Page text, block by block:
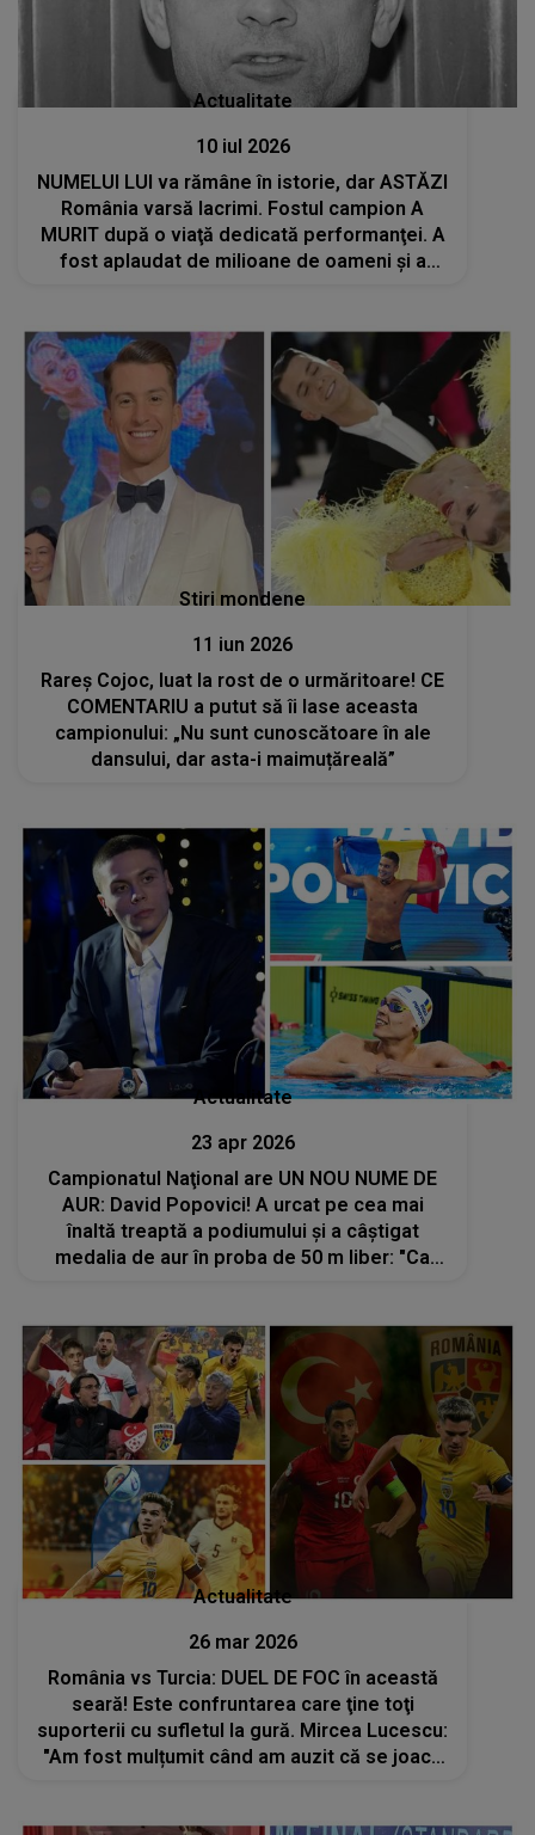
Actualitate
10 iul 2026
NUMELUI LUI va rămâne în istorie, dar ASTĂZI
România varsă lacrimi. Fostul campion A
MURIT după o viaţă dedicată performanţei. A
fost aplaudat de milioane de oameni şi a
Stiri mondene
11 iun 2026
Rareș Cojoc, luat la rost de o urmăritoare! CE
COMENTARIU a putut să îi lase aceasta
campionului: „Nu sunt cunoscătoare în ale
dansului, dar asta-i maimuțăreală”
Actualitate
23 apr 2026
Campionatul Naţional are UN NOU NUME DE
AUR: David Popovici! A urcat pe cea mai
înaltă treaptă a podiumului şi a câştigat
medalia de aur în proba de 50 m liber: "Ca
Actualitate
26 mar 2026
România vs Turcia: DUEL DE FOC în această
seară! Este confruntarea care ţine toţi
suporterii cu sufletul la gură. Mircea Lucescu:
"Am fost mulțumit când am auzit că se joacă